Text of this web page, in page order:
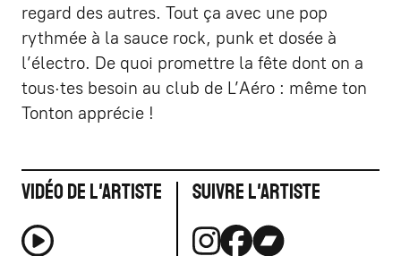
regard des autres. Tout ça avec une pop
rythmée à la sauce rock, punk et dosée à
l’électro. De quoi promettre la fête dont on a
tous·tes besoin au club de L’Aéro : même ton
Tonton apprécie !
Vidéo de l'artiste Suivre l'artiste